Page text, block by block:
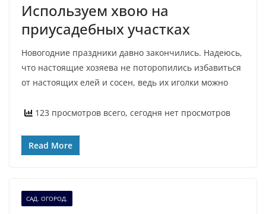
Используем хвою на
приусадебных участках
Новогодние праздники давно закончились. Надеюсь,
что настоящие хозяева не поторопились избавиться
от настоящих елей и сосен, ведь их иголки можно
123 просмотров всего, сегодня нет просмотров
Read More
САД. ОГОРОД.